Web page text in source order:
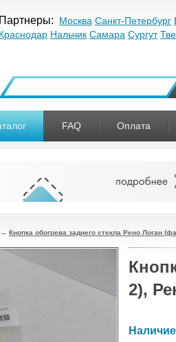
Партнеры: Москва Санкт-Петербург
Краснодар Нальчик Самара Сургут
FAQ Оплата
→ Кнопка обогрева заднего стекла Рено Логан
2),
Наличие